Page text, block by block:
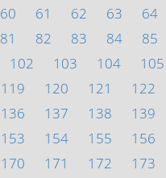
60 61 62 63
64
81 82 83 84
85
102 103 104
105
119 120 121
122
136 137 138
139
153 154 155
156
170 171 172
173